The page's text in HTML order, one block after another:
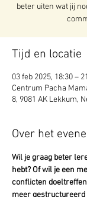
beter uiten wat jij
Tijd en locatie
03 feb 2025, 18:30 –
Centrum Pacha
8, 9081 AK Lekkum,
Over het
Wil je graag beter
hebt? Of wil je een
conflicten
meer